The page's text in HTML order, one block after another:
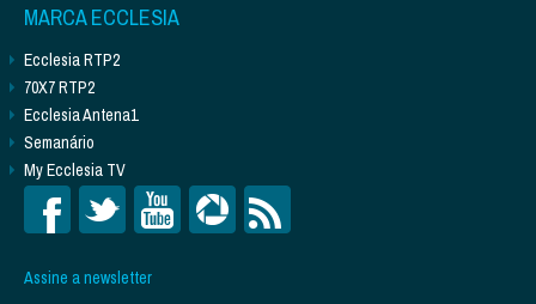
MARCA ECCLESIA
Ecclesia RTP2
70X7 RTP2
Ecclesia Antena1
Semanário
My Ecclesia TV
Assine a newsletter